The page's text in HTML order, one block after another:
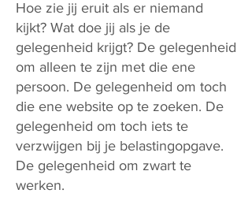
Hoe zie jij eruit als er niemand
kijkt? Wat doe jij als je de
gelegenheid krijgt? De gelegenheid
om alleen te zijn met die ene
persoon. De gelegenheid om toch
die ene website op te zoeken. De
gelegenheid om toch iets te
verzwijgen bij je belastingopgave.
De gelegenheid om zwart te
werken.